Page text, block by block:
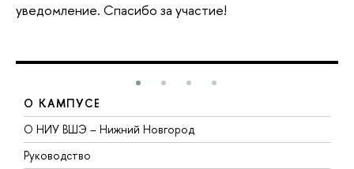
уведомление. Спасибо за участие!
О КАМПУСЕ
О НИУ ВШЭ – Нижний Новгород
Руководство